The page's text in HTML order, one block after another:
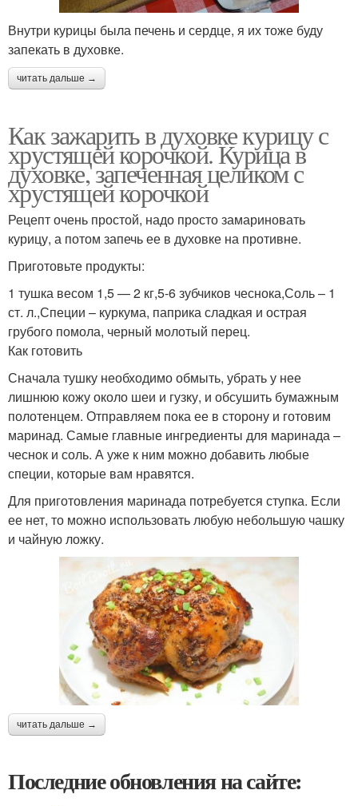
Внутри курицы была печень и сердце, я их тоже буду
запекать в духовке.
читать дальше →
Как зажарить в духовке курицу с
хрустящей корочкой. Курица в
духовке, запеченная целиком с
хрустящей корочкой
Рецепт очень простой, надо просто замариновать
курицу, а потом запечь ее в духовке на противне.
Приготовьте продукты:
1 тушка весом 1,5 — 2 кг,5-6 зубчиков чеснока,Соль – 1
ст. л.,Специи – куркума, паприка сладкая и острая
грубого помола, черный молотый перец.
Как готовить
Сначала тушку необходимо обмыть, убрать у нее
лишнюю кожу около шеи и гузку, и обсушить бумажным
полотенцем. Отправляем пока ее в сторону и готовим
маринад. Самые главные ингредиенты для маринада –
чеснок и соль. А уже к ним можно добавить любые
специи, которые вам нравятся.
Для приготовления маринада потребуется ступка. Если
ее нет, то можно использовать любую небольшую чашку
и чайную ложку.
читать дальше →
Последние обновления на сайте: